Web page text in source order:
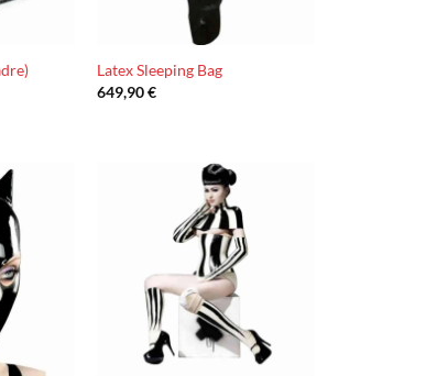
Latex Sleeping Bag
649,90€
Ajouter
à la liste
d’envies